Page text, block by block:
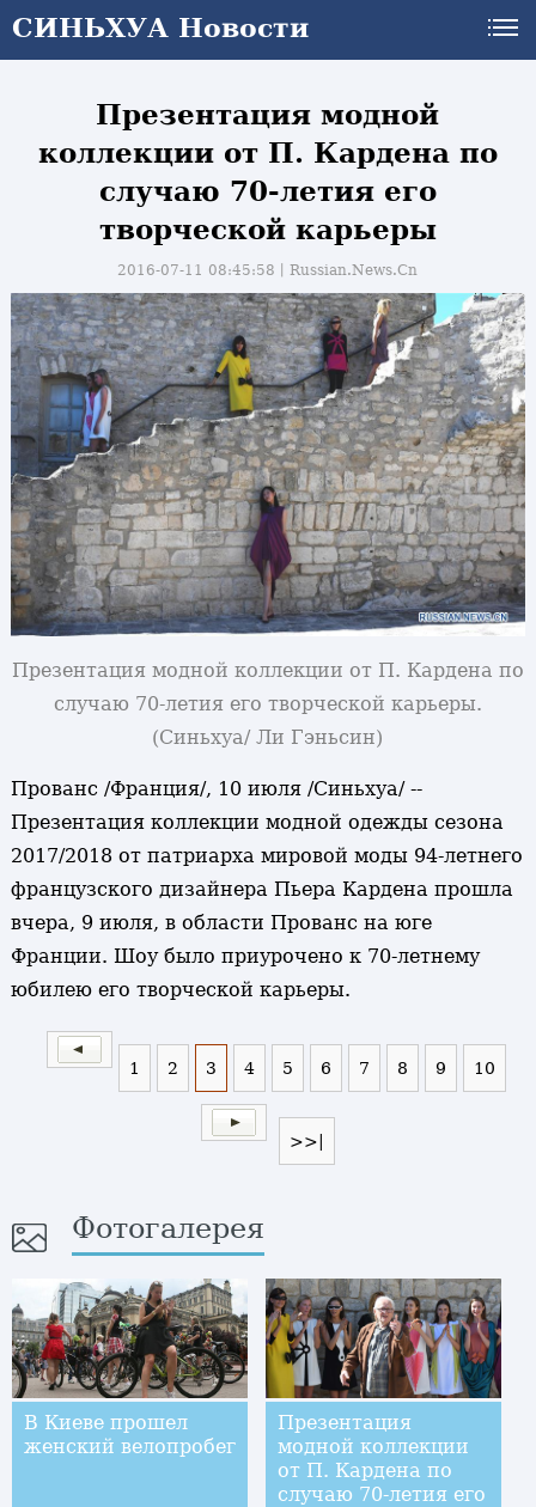
СИНЬХУА Новости
Презентация модной
коллекции от П. Кардена по
случаю 70-летия его
творческой карьеры
2016-07-11 08:45:58丨Russian.News.Cn
Презентация модной коллекции от П. Кардена по
случаю 70-летия его творческой карьеры.
(Синьхуа/ Ли Гэньсин)
Прованс /Франция/, 10 июля /Синьхуа/ --
Презентация коллекции модной одежды сезона
2017/2018 от патриарха мировой моды 94-летнего
французского дизайнера Пьера Кардена прошла
вчера, 9 июля, в области Прованс на юге
Франции. Шоу было приурочено к 70-летнему
юбилею его творческой карьеры.
1 2 3 4 5 6 7 8 9 10
>>|
Фотогалерея
В Киеве прошел
женский велопробег
Презентация
модной коллекции
от П. Кардена по
случаю 70-летия его